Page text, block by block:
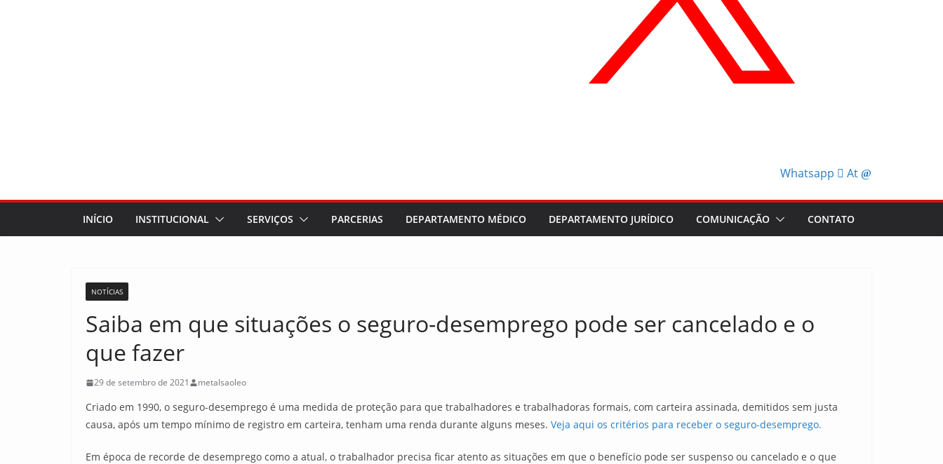
Whatsapp At
INÍCIO INSTITUCIONAL SERVIÇOS PARCERIAS DEPARTAMENTO MÉDICO DEPARTAMENTO JURÍDICO COMUNICAÇÃO CONTATO
NOTÍCIAS
Saiba em que situações o seguro-desemprego pode ser cancelado e o
que fazer
29 de setembro de 2021 metalsaoleo
Criado em 1990, o seguro-desemprego é uma medida de proteção para que trabalhadores e trabalhadoras formais, com carteira assinada, demitidos sem justa
causa, após um tempo mínimo de registro em carteira, tenham uma renda durante alguns meses. Veja aqui os critérios para receber o seguro-desemprego.
Em época de recorde de desemprego como a atual, o trabalhador precisa ficar atento as situações em que o benefício pode ser suspenso ou cancelado e o que